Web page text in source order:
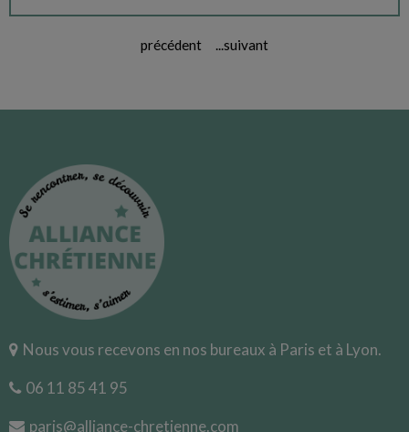
précédent ...suivant
Nous vous recevons en nos bureaux à Paris et à Lyon.
06 11 85 41 95
paris@alliance-chretienne.com